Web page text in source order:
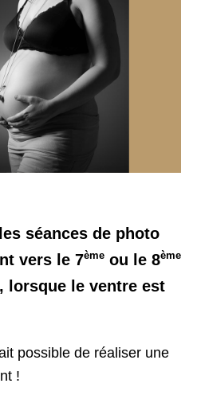
séances de photo
vers le 7ème ou le 8ème
lorsque le ventre est
possible de réaliser une
!